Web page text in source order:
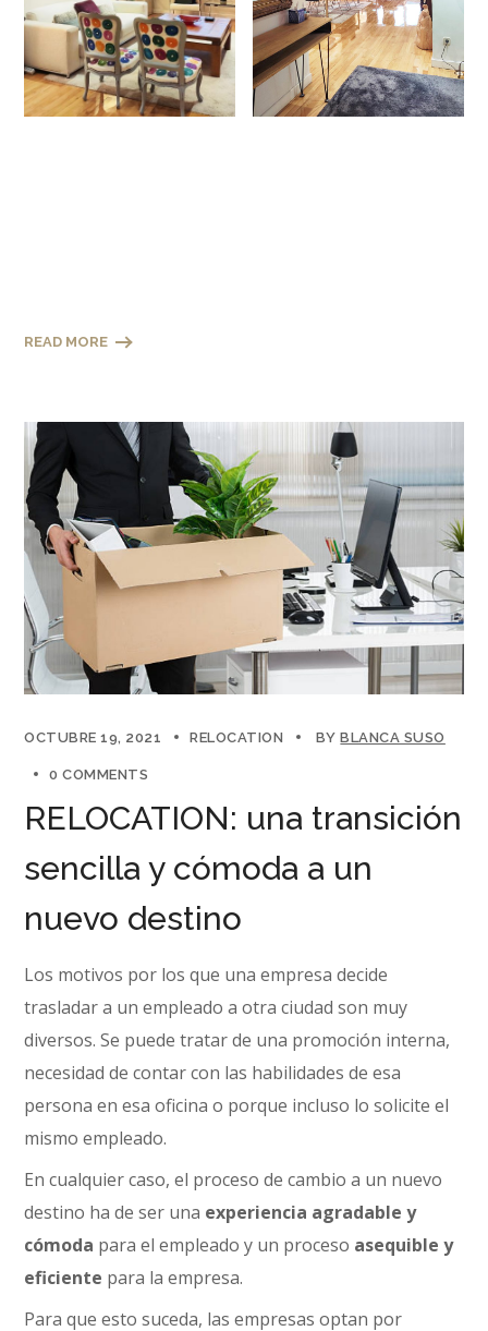
READ MORE
OCTUBRE 19, 2021 RELOCATION BYBLANCA SUSO
0 COMMENTS
RELOCATION: una transición
sencilla y cómoda a un
nuevo destino
Los motivos por los que una empresa decide
trasladar a un empleado a otra ciudad son muy
diversos. Se puede tratar de una promoción interna,
necesidad de contar con las habilidades de esa
persona en esa oficina o porque incluso lo solicite el
mismo empleado.
En cualquier caso, el proceso de cambio a un nuevo
destino ha de ser una experiencia agradable y
cómoda para el empleado y un proceso asequible y
eficiente para la empresa.
Para que esto suceda, las empresas optan por